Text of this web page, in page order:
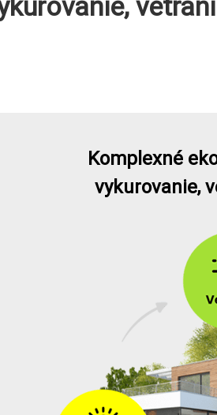
Komplexné
vykurovanie,